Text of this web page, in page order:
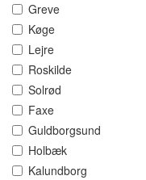
Greve
Køge
Lejre
Roskilde
Solrød
Faxe
Guldborgsund
Holbæk
Kalundborg